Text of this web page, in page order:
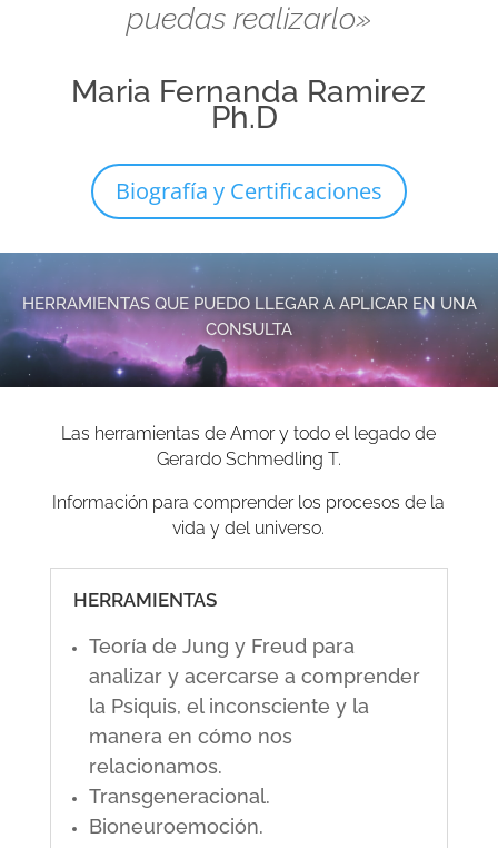
puedas realizarlo»
Maria Fernanda Ramirez
Ph.D
Biografía y Certificaciones
HERRAMIENTAS QUE PUEDO LLEGAR A APLICAR EN UNA
CONSULTA
Las herramientas de Amor y todo el legado de
Gerardo Schmedling T.
Información para comprender los procesos de la
vida y del universo.
HERRAMIENTAS
Teoría de Jung y Freud para
analizar y acercarse a comprender
la Psiquis, el inconsciente y la
manera en cómo nos
relacionamos.
Transgeneracional.
Bioneuroemoción.